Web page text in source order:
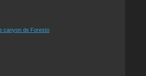
canyon de Foresto